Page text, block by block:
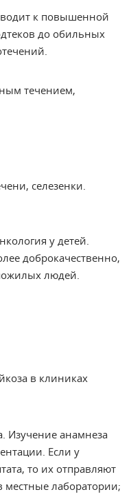
к повышенной
до обильных
течением,
селезенки.
у детей.
доброкачественно,
людей.
в клиниках
Изучение анамнеза
Если у
то их отправляют
местные лаборатории;